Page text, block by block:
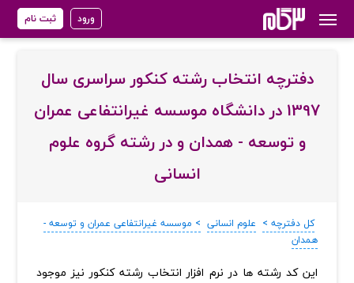
ورود ثبت نام
دفترچه انتخاب رشته کنکور سراسری سال
1397 در دانشگاه موسسه غیرانتفاعی عمران
و توسعه - همدان و در رشته گروه علوم
انسانی
کل دفترچه > علوم انسانی > موسسه غیرانتفاعی عمران و توسعه -
همدان
‏این کد رشته ها در نرم افزار انتخاب رشته کنکور نیز موجود